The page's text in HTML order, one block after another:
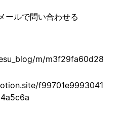
ールで問い合わせる
m/m3f29fa60d28
f99701e9993041